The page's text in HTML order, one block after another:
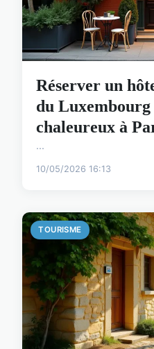
Réserver un
du
chaleureux à
...
10/05/2026 16:13
TOURISME